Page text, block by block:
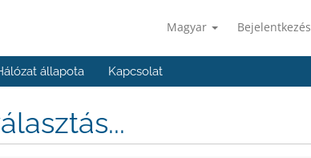
Magyar Bejelentkezés
állapota Kapcsolat